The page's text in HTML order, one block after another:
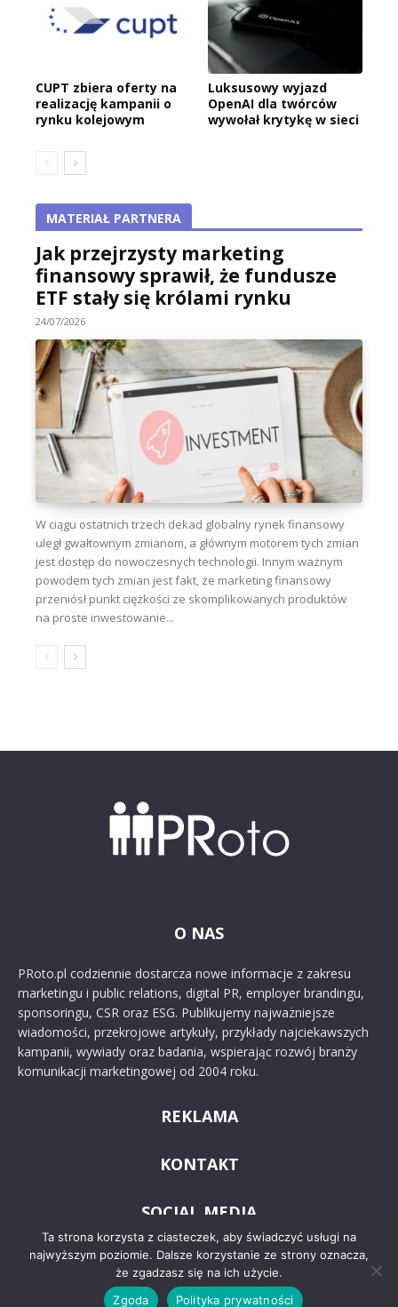
CUPT zbiera oferty na
realizację kampanii o
rynku kolejowym
Luksusowy wyjazd
OpenAI dla twórców
wywołał krytykę w sieci
MATERIAŁ PARTNERA
Jak przejrzysty marketing
finansowy sprawił, że fundusze
ETF stały się królami rynku
24/07/2026
W ciągu ostatnich trzech dekad globalny rynek finansowy
uległ gwałtownym zmianom, a głównym motorem tych zmian
jest dostęp do nowoczesnych technologii. Innym ważnym
powodem tych zmian jest fakt, że marketing finansowy
przeniósł punkt ciężkości ze skomplikowanych produktów
na proste inwestowanie...
O NAS
PRoto.pl codziennie dostarcza nowe informacje z zakresu
marketingu i public relations, digital PR, employer brandingu,
sponsoringu, CSR oraz ESG. Publikujemy najważniejsze
wiadomości, przekrojowe artykuły, przykłady najciekawszych
kampanii, wywiady oraz badania, wspierając rozwój branży
komunikacji marketingowej od 2004 roku.
REKLAMA
KONTAKT
SOCIAL MEDIA
Ta strona korzysta z ciasteczek, aby świadczyć usługi na
najwyższym poziomie. Dalsze korzystanie ze strony oznacza,
że zgadzasz się na ich użycie.
Zgoda
Polityka prywatności